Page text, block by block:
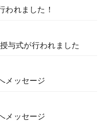
われました！
与式が行われました
メッセージ
メッセージ